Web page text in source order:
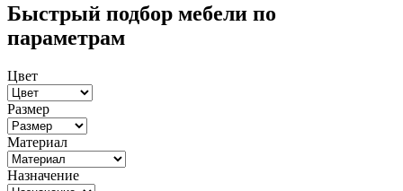
Быстрый подбор мебели по
параметрам
Цвет
Размер
Материал
Назначение